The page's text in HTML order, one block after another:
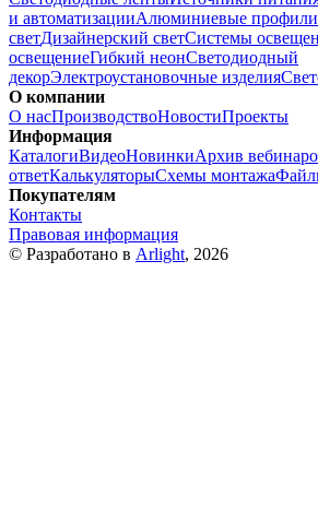
и автоматизацииАлюминиевые профили
светДизайнерский светСистемы
освещениеГибкий неонСветодиодный
декорЭлектроустановочные изделия
О компании
О насПроизводствоНовостиПроекты
Информация
КаталогиВидеоНовинкиАрхив
ответКалькуляторыСхемы монтажа
Покупателям
Контакты
Правовая информация
© Разработано в Arlight, 2026